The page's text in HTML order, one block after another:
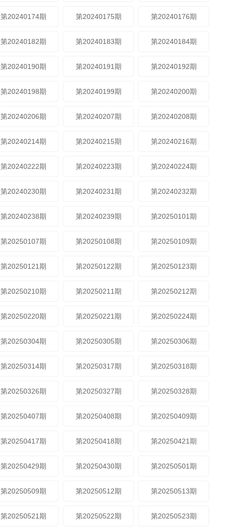
第20240174期 第20240175期 第20240176期
第20240182期 第20240183期 第20240184期
第20240190期 第20240191期 第20240192期
第20240198期 第20240199期 第20240200期
第20240206期 第20240207期 第20240208期
第20240214期 第20240215期 第20240216期
第20240222期 第20240223期 第20240224期
第20240230期 第20240231期 第20240232期
第20240238期 第20240239期 第20250101期
第20250107期 第20250108期 第20250109期
第20250121期 第20250122期 第20250123期
第20250210期 第20250211期 第20250212期
第20250220期 第20250221期 第20250224期
第20250304期 第20250305期 第20250306期
第20250314期 第20250317期 第20250318期
第20250326期 第20250327期 第20250328期
第20250407期 第20250408期 第20250409期
第20250417期 第20250418期 第20250421期
第20250429期 第20250430期 第20250501期
第20250509期 第20250512期 第20250513期
第20250521期 第20250522期 第20250523期